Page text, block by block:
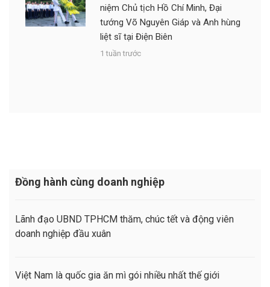
niệm Chủ tịch Hồ Chí Minh, Đại
tướng Võ Nguyên Giáp và Anh hùng
liệt sĩ tại Điện Biên
1 tuần trước
Đồng hành cùng doanh nghiệp
Lãnh đạo UBND TPHCM thăm, chúc tết và động viên
doanh nghiệp đầu xuân
Việt Nam là quốc gia ăn mì gói nhiều nhất thế giới